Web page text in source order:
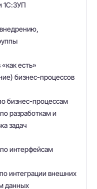
1С:ЗУП
есть»
бизнес-процессов
бизнес-процессам
разработкам и
задач
интерфейсам
интеграции внешних
данных